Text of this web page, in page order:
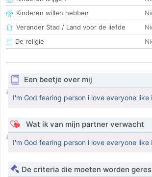
Kinderen willen hebben
Verander Stad / Land voor de liefde
De religie
Een beetje over mij
I'm God fearing person i love everyone like
Wat ik van mijn partner verwacht
I'm God fearing person i love everyone like
De criteria die moeten worden